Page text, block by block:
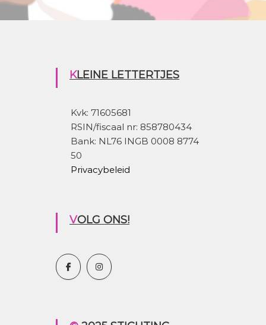
KLEINE LETTERTJES
Kvk: 71605681
RSIN/fiscaal nr: 858780434
Bank: NL76 INGB 0008 8774
50
Privacybeleid
VOLG ONS!